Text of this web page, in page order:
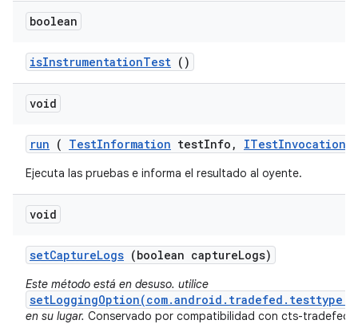
boolean
isInstrumentationTest ()
void
run ( TestInformation testInfo , ITestInvocation
Ejecuta las pruebas e informa el resultado al oyente.
void
setCaptureLogs (boolean captureLogs)
Este método está en desuso. utilice
en su lugar. Conservado por compatibilidad con cts-tradefed